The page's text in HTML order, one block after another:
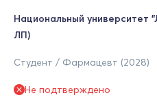
Национальный университет
ЛП)
Студент / Фармацевт (2028)
Не подтверждено